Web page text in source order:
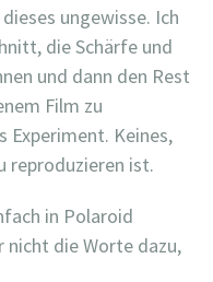
ungewisse. Ich
die Schärfe und
und dann den Rest
Film zu
Experiment. Keines,
reproduzieren ist.
in Polaroid
die Worte dazu,